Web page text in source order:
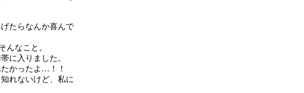
たらなんか喜んで
んなこと。
に入りました。
かったよ…！！
れないけど、私に